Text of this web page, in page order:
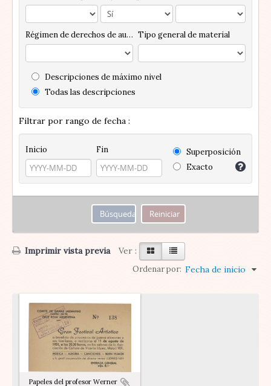
Régimen de derechos de autor Tipo general de material
Descripciones de máximo nivel
Todas las descripciones
Filtrar por rango de fecha :
Inicio Fin
Superposición
Exacto
Imprimir vista previa Ver :
Ordenar por: Fecha de inicio
Papeles del profesor Werner